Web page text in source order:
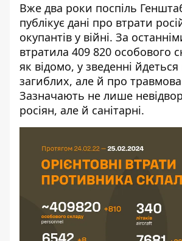
Вже два роки поспіль
публікує дані про втрати
окупантів у війні. За
втратила 409 820 особового
як відомо, у зведенні
загиблих, але й про
Зазначають не лише
росіян, але й санітарні.